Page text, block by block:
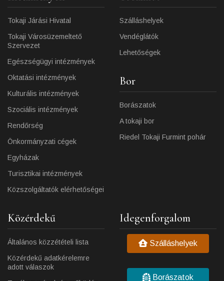
Tokaji Járási Hivatal
Tokaji Városüzemeltető
Szervezet
Egészségügyi intézmények
Oktatási intézmények
Kulturális intézmények
Szociális intézmények
Rendőrség
Önkormányzati cégek
Egyházak
Turisztikai intézmények
Közszolgáltatók elérhetőségei
Szálláshelyek
Vendéglátók
Lehetőségek
Bor
Borászatok
A tokaji bor
Riedel Tokaji Furmint pohár
Közérdekű
Általános közzétételi lista
Közérdekű adatkérelemre
adott válaszok
Idegenforgalom
Szálláshelyek
Borászatok